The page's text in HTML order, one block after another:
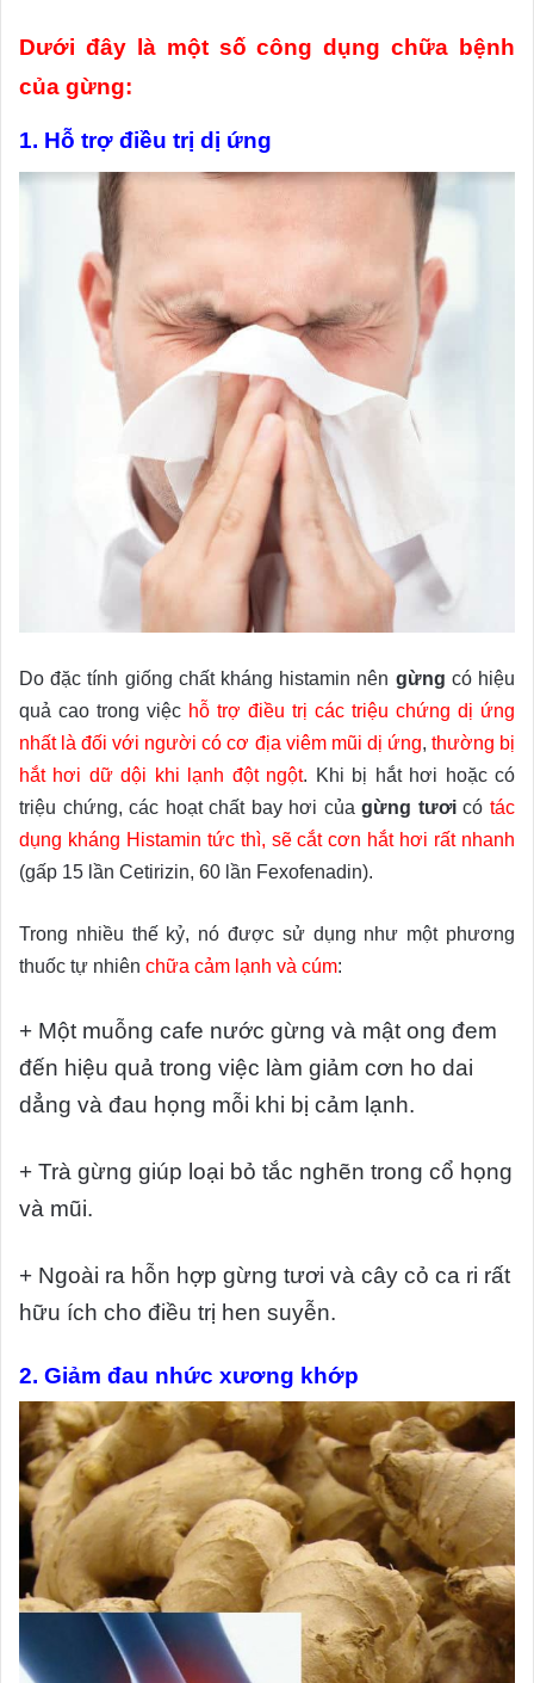
Dưới đây là một số công dụng chữa bệnh
của gừng:
1. Hỗ trợ điều trị dị ứng
Do đặc tính giống chất kháng histamin nên gừng có hiệu
quả cao trong việc hỗ trợ điều trị các triệu chứng dị ứng
nhất là đối với người có cơ địa viêm mũi dị ứng, thường bị
hắt hơi dữ dội khi lạnh đột ngột. Khi bị hắt hơi hoặc có
triệu chứng, các hoạt chất bay hơi củagừng tươicótác
dụng kháng Histamin tức thì, sẽ cắt cơn hắt hơi rất nhanh
(gấp 15 lần Cetirizin, 60 lần Fexofenadin).
Trong nhiều thế kỷ, nó được sử dụng như một phương
thuốc tự nhiên chữa cảm lạnh và cúm:
+ Một muỗng cafe nước gừng và mật ong đem
đến hiệu quả trong việc làm giảm cơn ho dai
dẳng và đau họng mỗi khi bị cảm lạnh.
+ Trà gừng giúp loại bỏ tắc nghẽn trong cổ họng
và mũi.
+ Ngoài ra hỗn hợp gừng tươi và cây cỏ ca ri rất
hữu ích cho điều trị hen suyễn.
2. Giảm đau nhức xương khớp